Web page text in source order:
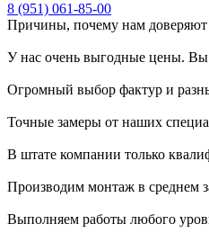
8 (951) 061-85-00
Причины, почему нам доверяют
У нас очень выгодные цены. Вы
Огромный выбор фактур и
Точные замеры от наших
В штате компании только
Производим монтаж в среднем
Выполняем работы любого